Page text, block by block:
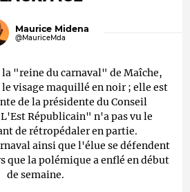
Maurice Midena
@MauriceMda
la "reine du carnaval" de Maîche,
visage maquillé en noir ; elle est
de la présidente du Conseil
Républicain" n'a pas vu le
de rétropédaler en partie.
ainsi que l'élue se défendent
que la polémique a enflé en début
de semaine.